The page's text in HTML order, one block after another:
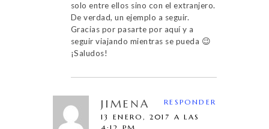
solo entre ellos sino con el extranjero.
De verdad, un ejemplo a seguir.
Gracias por pasarte por aquí y a
seguir viajando mientras se pueda 😉
¡Saludos!
JIMENA
13 ENERO, 2017 A LAS
RESPONDER